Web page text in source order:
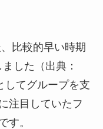
比較的早い時期
した（出典：
してグループを支
注目していたフ
す。